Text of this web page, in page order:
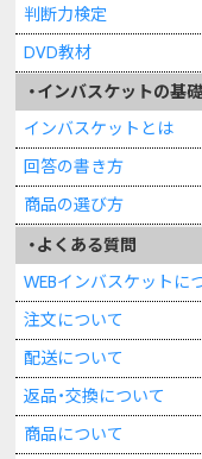
個人情報をご提供
願いする個人情報
ができなくなる等
6.各種対応後の個人
ご提供頂いた個人
トシステムに則り
判断力検定
DVD教材
インバスケットの基
インバスケットとは
回答の書き方
商品の選び方
よくある質問
WEBインバスケットに
注文について
配送について
返品・交換について
商品について